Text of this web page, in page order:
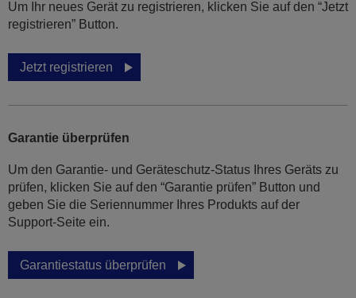
Um Ihr neues Gerät zu registrieren, klicken Sie auf den “Jetzt
registrieren” Button.
Jetzt registrieren
Garantie überprüfen
Um den Garantie- und Geräteschutz-Status Ihres Geräts zu
prüfen, klicken Sie auf den “Garantie prüfen” Button und
geben Sie die Seriennummer Ihres Produkts auf der
Support-Seite ein.
Garantiestatus überprüfen